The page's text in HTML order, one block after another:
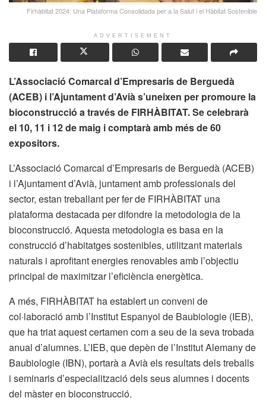
Firhàbitat 2024: Una Plataforma Consolidada per a la Salut i el Hàbitat Sostenible
ADVERTISEMENT
L’Associació Comarcal d’Empresaris de Berguedà
(ACEB) i l’Ajuntament d’Avià s’uneixen per promoure la
bioconstrucció a través de FIRHÀBITAT. Se celebrarà
el 10, 11 i 12 de maig i comptarà amb més de 60
expositors.
L’Associació Comarcal d’Empresaris de Berguedà (ACEB)
i l’Ajuntament d’Avià, juntament amb professionals del
sector, estan treballant per fer de FIRHÀBITAT una
plataforma destacada per difondre la metodologia de la
bioconstrucció. Aquesta metodologia es basa en la
construcció d’habitatges sostenibles, utilitzant materials
naturals i aprofitant energies renovables amb l’objectiu
principal de maximitzar l’eficiència energètica.
A més, FIRHÀBITAT ha establert un conveni de
col·laboració amb l’Institut Espanyol de Baubiologie (IEB),
que ha triat aquest certamen com a seu de la seva trobada
anual d’alumnes. L’IEB, que depèn de l’Institut Alemany de
Baubiologie (IBN), portarà a Avià els resultats dels treballs
i seminaris d’especialització dels seus alumnes i docents
del màster en bioconstrucció.